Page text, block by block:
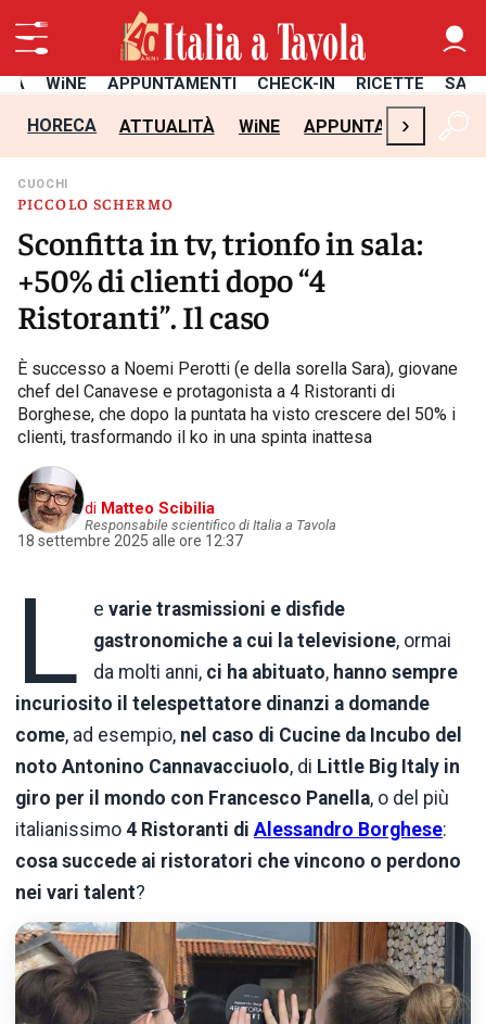
WiNE APPUNTAMENTI CHECK-IN RICETTE
HORECA ATTUALITÀ WiNE APPUNTAMENTI
›
PICCOLO SCHERMO
CUOCHI
Sconfitta in tv, trionfo in sala:
+50% di clienti dopo “4
Ristoranti”. Il caso
È successo a Noemi Perotti (e della sorella Sara), giovane
chef del Canavese e protagonista a 4 Ristoranti di
Borghese, che dopo la puntata ha visto crescere del 50% i
clienti, trasformando il ko in una spinta inattesa
di Matteo Scibilia
Responsabile scientifico di Italia a Tavola
18 settembre 2025 alle ore 12:37
L evarie trasmissioni e disfide
gastronomiche a cui la televisione, ormai
da molti anni, ci ha abituato, hanno sempre
incuriosito il telespettatore dinanzi a domande
come, ad esempio, nel caso di Cucine da Incubo del
noto Antonino Cannavacciuolo, di Little Big Italy in
giro per il mondo con Francesco Panella, o del più
italianissimo 4 Ristoranti di Alessandro Borghese:
cosa succede ai ristoratori che vincono o perdono
nei vari talent?